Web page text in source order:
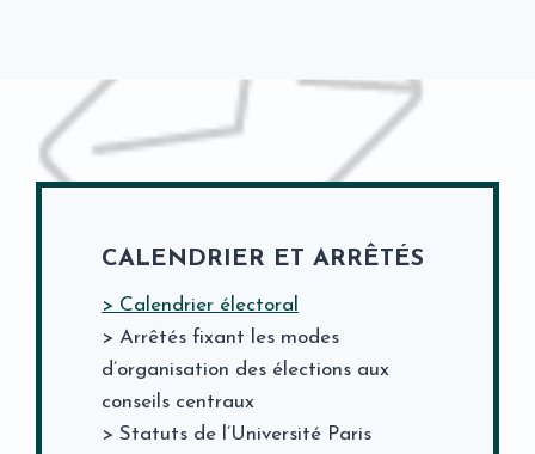
CALENDRIER ET ARRÊTÉS
> Calendrier électoral
> Arrêtés fixant les modes
d’organisation des élections aux
conseils centraux
> Statuts de l’Université Paris